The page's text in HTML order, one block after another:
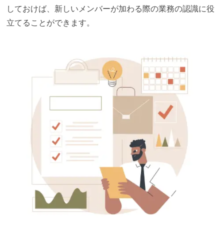
しておけば、新しいメンバーが加わる際の業務の認識に役
立てることができます。